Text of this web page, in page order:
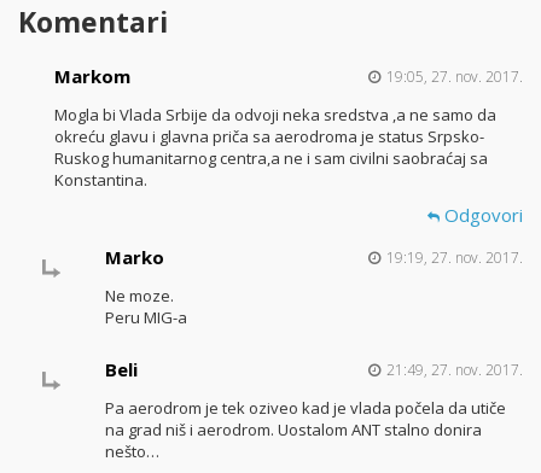
Komentari
Markom 19:05, 27. nov. 2017.
Mogla bi Vlada Srbije da odvoji neka sredstva ,a ne samo da
okreću glavu i glavna priča sa aerodroma je status Srpsko-
Ruskog humanitarnog centra,a ne i sam civilni saobraćaj sa
Konstantina.
Odgovori
Marko
19:19, 27. nov. 2017.
Ne moze.
Peru MIG-a
Beli 21:49, 27. nov. 2017.
Pa aerodrom je tek oziveo kad je vlada počela da utiče
na grad niš i aerodrom. Uostalom ANT stalno donira
nešto…